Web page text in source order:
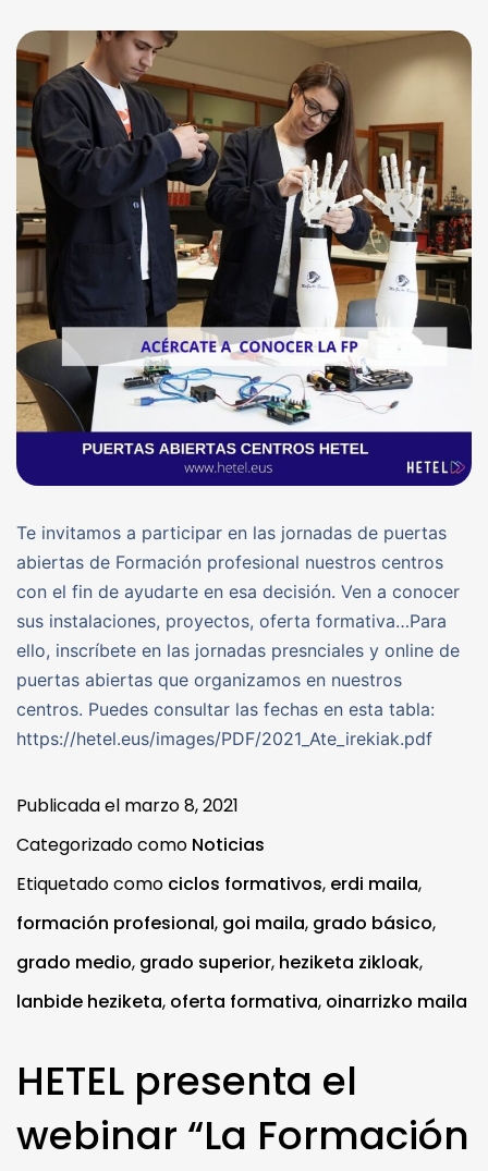
Te invitamos a participar en las jornadas de puertas
abiertas de Formación profesional nuestros centros
con el fin de ayudarte en esa decisión. Ven a conocer
sus instalaciones, proyectos, oferta formativa…Para
ello, inscríbete en las jornadas presnciales y online de
puertas abiertas que organizamos en nuestros
centros. Puedes consultar las fechas en esta tabla:
https://hetel.eus/images/PDF/2021_Ate_irekiak.pdf
Publicada el marzo 8, 2021
Categorizado como Noticias
Etiquetado como ciclos formativos, erdi maila,
formación profesional, goi maila, grado básico,
grado medio, grado superior, heziketa zikloak,
lanbide heziketa, oferta formativa, oinarrizko maila
HETEL presenta el
webinar “La Formación